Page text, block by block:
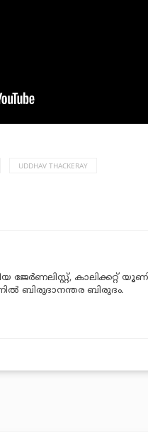
UDDHAV THACKERAY
കാലിക്കറ്റ്
ബിരുദാനന്തര ബിരുദം.